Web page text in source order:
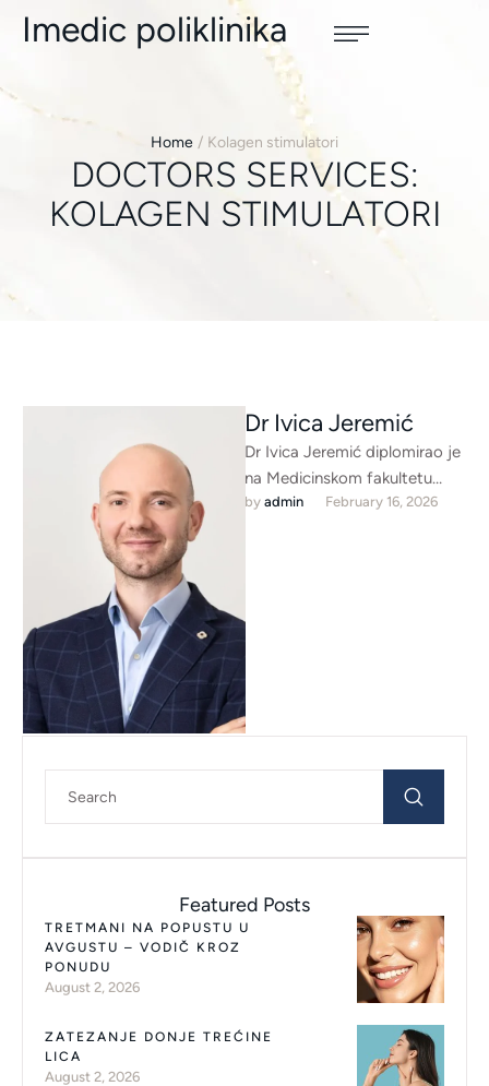
Imedic poliklinika
Home / Kolagen stimulatori
DOCTORS SERVICES:
KOLAGEN STIMULATORI
Dr Ivica Jeremić
Dr Ivica Jeremić diplomirao je
na Medicinskom fakultetu
Univerziteta u Beogradu sa
by admin February 16, 2026
Featured Posts
TRETMANI NA POPUSTU U
AVGUSTU – VODIČ KROZ
PONUDU
August 2, 2026
ZATEZANJE DONJE TREĆINE
LICA
August 2, 2026